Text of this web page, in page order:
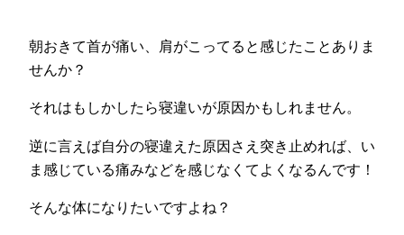
朝おきて首が痛い、肩がこってると感じたことありま
せんか？
それはもしかしたら寝違いが原因かもしれません。
逆に言えば自分の寝違えた原因さえ突き止めれば、い
ま感じている痛みなどを感じなくてよくなるんです！
そんな体になりたいですよね？